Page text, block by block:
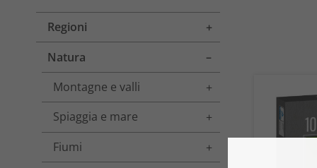
Regioni
Toggle menu
Natura
Toggle menu
Montagne e valli
Toggle menu
Spiaggia e mare
Toggle menu
Fiumi
Toggle menu